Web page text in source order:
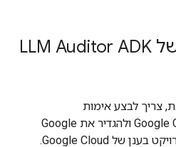
צריך לבצע אימות
באמצעות חשבון Google Cloud ולהגדיר את Google